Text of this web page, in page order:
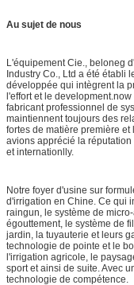
Au sujet de nous
L'équipement Cie., beloneg
Industry Co., Ltd a été établi
développée qui intègrent la
l'effort et le
fabricant professionnel de
maintiennent toujours des
fortes de matière première
avions apprécié la
et internationlly.
Notre foyer d'usine sur
d'irrigation en Chine. Ce qui
raingun, le système de
égouttement, le système de
jardin, la tuyauterie et leurs
technologie de pointe et le
l'irrigation agricole, le
sport et ainsi de suite. Avec
technologie de compétence.